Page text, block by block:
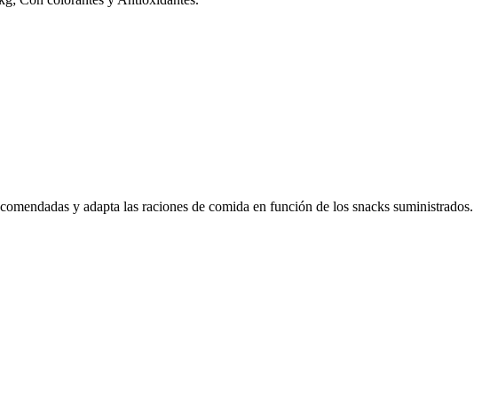
y adapta las raciones de comida en función de los snacks suministrados.